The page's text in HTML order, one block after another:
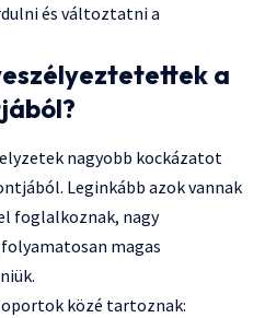
és változtatni a
a
nagyobb kockázatot
Leginkább azok vannak
foglalkoznak, nagy
magas
közé tartoznak: